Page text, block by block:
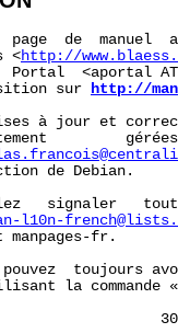
page  de  manuel
<
http://
Portal  <aportal
sur
http://
à jour et
de Debian.
signaler
l10n-
manpages-fr.
toujours
la commande «